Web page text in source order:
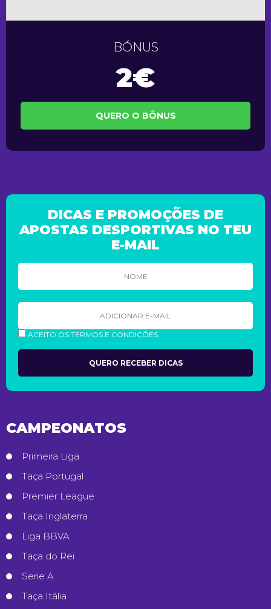
BÓNUS
2€
QUERO O BÔNUS
DICAS E PROMOÇÕES DE
APOSTAS DESPORTIVAS NO TEU
E-MAIL
ACEITO OS TERMOS E CONDIÇÕES.
CAMPEONATOS
Primeira Liga
Taça Portugal
Premier League
Taça Inglaterra
Liga BBVA
Taça do Rei
Serie A
Taça Itália